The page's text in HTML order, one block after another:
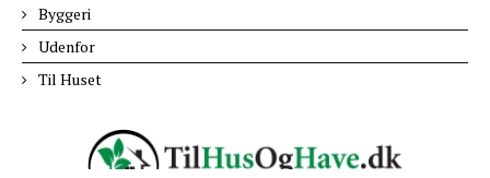
Byggeri
Udenfor
Til Huset